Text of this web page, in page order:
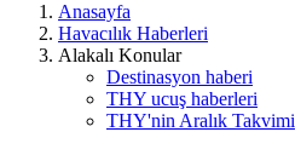
Anasayfa
Havacılık Haberleri
Alakalı Konular
Destinasyon haberi
THY ucuş haberleri
THY'nin Aralık Takvimi